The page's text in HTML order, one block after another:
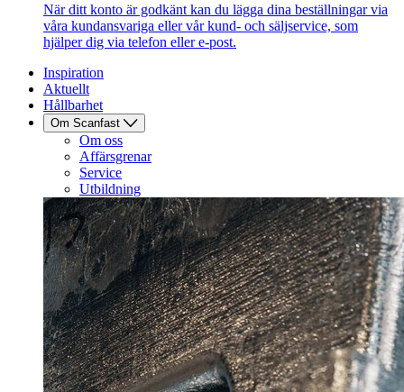
När ditt konto är godkänt kan du lägga dina beställningar via
våra kundansvariga eller vår kund- och säljservice, som
hjälper dig via telefon eller e-post.
Inspiration
Aktuellt
Hållbarhet
Om Scanfast
Om oss
Affärsgrenar
Service
Utbildning